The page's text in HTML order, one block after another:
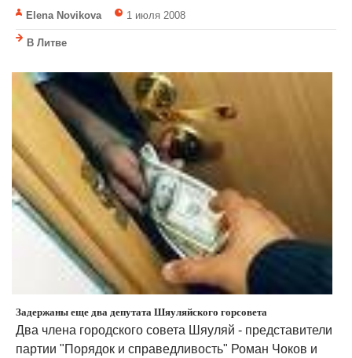
Elena Novikova 1 июля 2008
В Литве
Задержаны еще два депутата Шяуляйского горсовета
Два члена городского совета Шяуляй - представители
партии "Порядок и справедливость" Роман Чоков и